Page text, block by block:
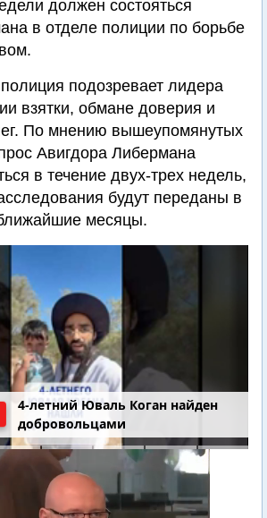
должен состояться
в отделе полиции по борьбе
подозревает лидера
взятки, обмане доверия и
По мнению вышеупомянутых
Авигдора Либермана
в течение двух-трех недель,
будут переданы в
месяцы.
4-летний Юваль Коган найден
добровольцами